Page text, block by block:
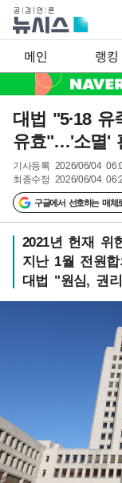
메인 랭킹
대법 "5·18
유효"…'소멸'
기사등록 2026/06/04
최종수정 2026/06/04
구글에서 선호하는 매체
2021년 헌재 위
지난 1월 전원
대법 "원심, 권